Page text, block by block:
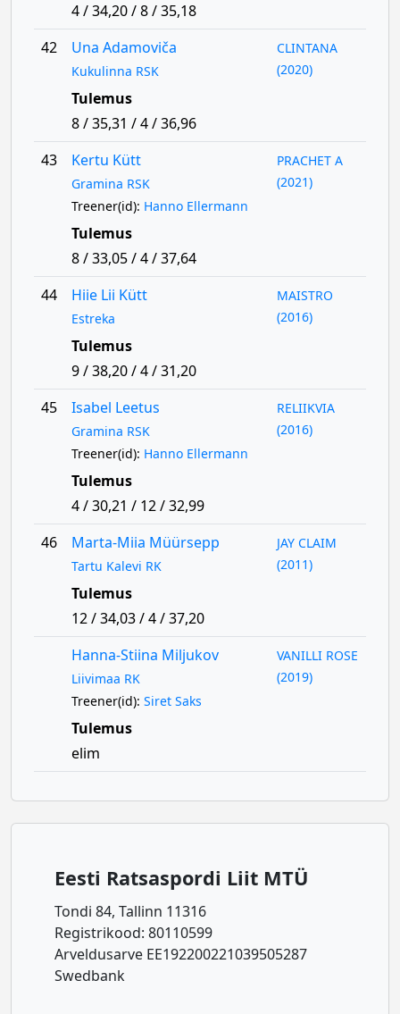
4 / 34,20 / 8 / 35,18
42
Una Adamoviča
Kukulinna RSK
CLINTANA
(2020)
Tulemus
8 / 35,31 / 4 / 36,96
43
Kertu Kütt
Gramina RSK
Treener(id): Hanno Ellermann
PRACHET A
(2021)
Tulemus
8 / 33,05 / 4 / 37,64
44
Hiie Lii Kütt
Estreka
MAISTRO
(2016)
Tulemus
9 / 38,20 / 4 / 31,20
45
Isabel Leetus
Gramina RSK
Treener(id): Hanno Ellermann
RELIIKVIA
(2016)
Tulemus
4 / 30,21 / 12 / 32,99
46
Marta-Miia Müürsepp
Tartu Kalevi RK
JAY CLAIM
(2011)
Tulemus
12 / 34,03 / 4 / 37,20
Hanna-Stiina Miljukov
Liivimaa RK
Treener(id): Siret Saks
VANILLI ROSE
(2019)
Tulemus
elim
Eesti Ratsaspordi Liit MTÜ
Tondi 84, Tallinn 11316
Registrikood: 80110599
Arveldusarve EE192200221039505287
Swedbank